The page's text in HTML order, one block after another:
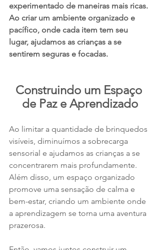
experimentado de maneiras mais ricas.
Ao criar um ambiente organizado e
pacífico, onde cada item tem seu
lugar, ajudamos as crianças a se
sentirem seguras e focadas.
Construindo um Espaço
de Paz e Aprendizado
Ao limitar a quantidade de brinquedos
visíveis, diminuímos a sobrecarga
sensorial e ajudamos as crianças a se
concentrarem mais profundamente.
Além disso, um espaço organizado
promove uma sensação de calma e
bem-estar, criando um ambiente onde
a aprendizagem se torna uma aventura
prazerosa.